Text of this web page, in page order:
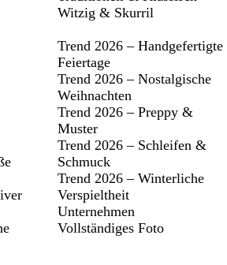
Witzig & Skurril
Trend 2026 – Handgefertigte
Feiertage
Trend 2026 – Nostalgische
Weihnachten
Trend 2026 – Preppy &
Muster
Trend 2026 – Schleifen &
Schmuck
Trend 2026 – Winterliche
Verspieltheit
Unternehmen
Vollständiges Foto